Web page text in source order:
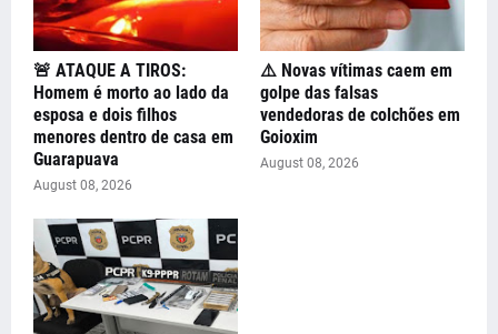
🚨 ATAQUE A TIROS:
Homem é morto ao lado da
esposa e dois filhos
menores dentro de casa em
Guarapuava
August 08, 2026
⚠️ Novas vítimas caem em
golpe das falsas
vendedoras de colchões em
Goioxim
August 08, 2026